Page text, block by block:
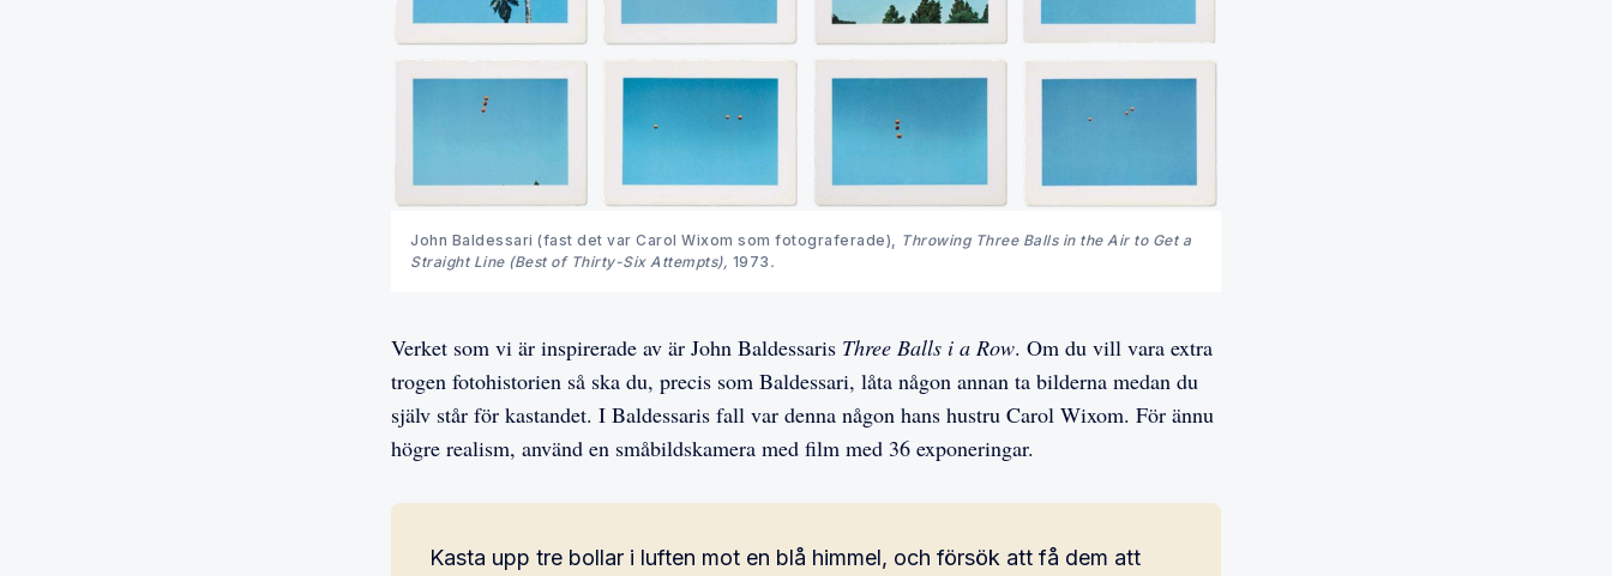
John Baldessari (fast det var Carol Wixom som fotograferade),
Throwing Three Balls in the Air to Get a
Straight Line (Best of Thirty-Six Attempts), 1973 .
Verket som vi är inspirerade av är John Baldessaris Three Balls i a Row. Om du vill vara extra
trogen fotohistorien så ska du, precis som Baldessari, låta någon annan ta bilderna medan du
själv står för kastandet. I Baldessaris fall var denna någon hans hustru Carol Wixom. För ännu
högre realism, använd en småbildskamera med film med 36 exponeringar.
Kasta upp tre bollar i luften mot en blå himmel, och försök att få dem att